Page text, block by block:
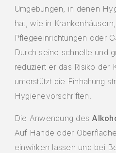
Umgebungen, in denen
hat, wie in
Pflegeeinrichtungen oder
Durch seine schnelle und
reduziert er das Risiko der
unterstützt die Einhaltung
Hygienevorschriften.
Die Anwendung des
Auf Hände oder
einwirken lassen und bei